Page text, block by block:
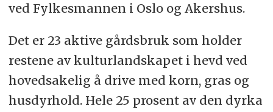
ved Fylkesmannen i Oslo og Akershus.
Det er 23 aktive gårdsbruk som holder
restene av kulturlandskapet i hevd ved
hovedsakelig å drive med korn, gras og
husdyrhold. Hele 25 prosent av den dyrka